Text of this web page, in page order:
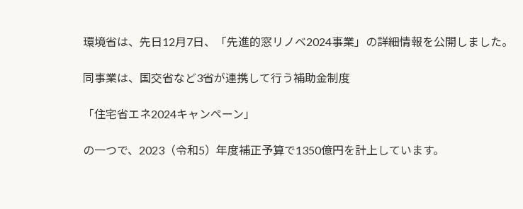
環境省は、先日12月7日、「先進的窓リノベ2024事業」の詳細情報を公開しました。
同事業は、国交省など3省が連携して行う補助金制度
「住宅省エネ2024キャンペーン」
の一つで、2023（令和5）年度補正予算で1350億円を計上しています。